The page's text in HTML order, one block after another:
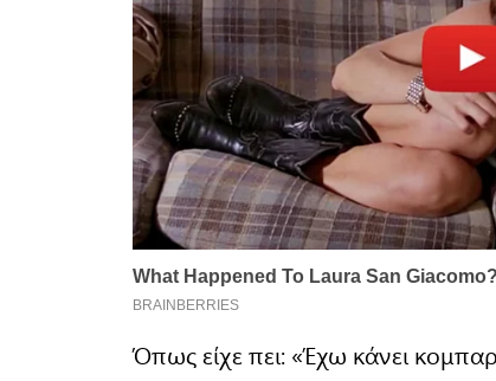
Όπως είχε πει: «Έχω κάνει